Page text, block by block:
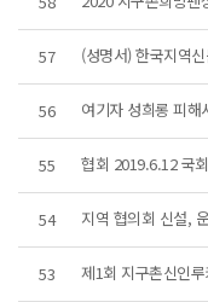
57
56
여기자 성희롱 피해
55
54
지역 협의회 신설,
53
제1회 지구촌신인